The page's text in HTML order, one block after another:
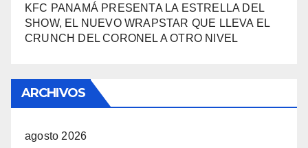
KFC PANAMÁ PRESENTA LA ESTRELLA DEL
SHOW, EL NUEVO WRAPSTAR QUE LLEVA EL
CRUNCH DEL CORONEL A OTRO NIVEL
ARCHIVOS
agosto 2026